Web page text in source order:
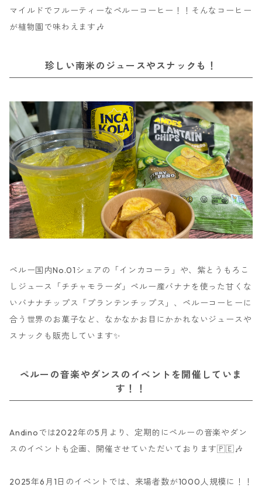
マイルドでフルーティーなペルーコーヒー！！そんなコーヒー
が植物園で味わえます🎶
珍しい南米のジュースやスナックも！
ペルー国内No.01シェアの「インカコーラ」や、紫とうもろこ
しジュース「チチャモラーダ」ペルー産バナナを使った甘くな
いバナナチップス「プランテンチップス」、ペルーコーヒーに
合う世界のお菓子など、なかなかお目にかかれないジュースや
スナックも販売しています✨
ペルーの音楽やダンスのイベントを開催していま
す！！
Andinoでは2022年の5月より、定期的にペルーの音楽やダン
スのイベントも企画、開催させていただいております🇵🇪🎶
2025年6月1日のイベントでは、来場者数が1000人規模に！！